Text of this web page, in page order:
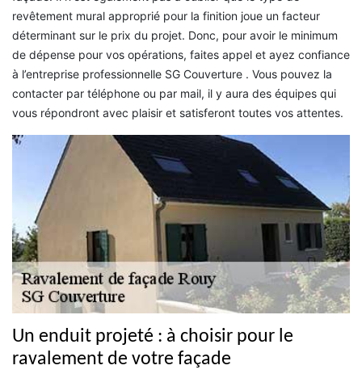
revêtement mural approprié pour la finition joue un facteur
déterminant sur le prix du projet. Donc, pour avoir le minimum
de dépense pour vos opérations, faites appel et ayez confiance
à l’entreprise professionnelle SG Couverture . Vous pouvez la
contacter par téléphone ou par mail, il y aura des équipes qui
vous répondront avec plaisir et satisferont toutes vos attentes.
Un enduit projeté : à choisir pour le
ravalement de votre façade